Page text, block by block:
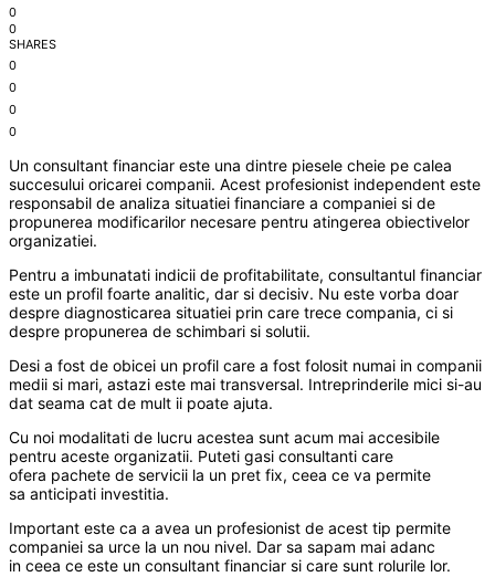
0
0
SHARES
0
0
0
0
Un consultant financiar este una dintre piesele cheie pe calea
succesului oricarei companii. Acest profesionist independent este
responsabil de analiza situatiei financiare a companiei si de
propunerea modificarilor necesare pentru atingerea obiectivelor
organizatiei.
Pentru a imbunatati indicii de profitabilitate, consultantul financiar
este un profil foarte analitic, dar si decisiv. Nu este vorba doar
despre diagnosticarea situatiei prin care trece compania, ci si
despre propunerea de schimbari si solutii.
Desi a fost de obicei un profil care a fost folosit numai in companii
medii si mari, astazi este mai transversal. Intreprinderile mici si-au
dat seama cat de mult ii poate ajuta.
Cu noi modalitati de lucru acestea sunt acum mai accesibile
pentru aceste organizatii. Puteti gasi consultanti care
ofera pachete de servicii la un pret fix, ceea ce va permite
sa anticipati investitia.
Important este ca a avea un profesionist de acest tip permite
companiei sa urce la un nou nivel. Dar sa sapam mai adanc
in ceea ce este un consultant financiar si care sunt rolurile lor.